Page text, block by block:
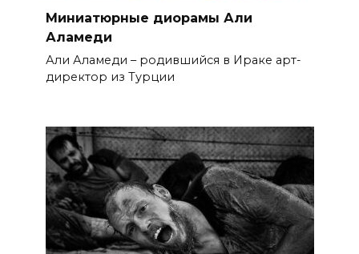
Миниатюрные диорамы Али
Аламеди
Али Аламеди – родившийся в Ираке арт-
директор из Турции